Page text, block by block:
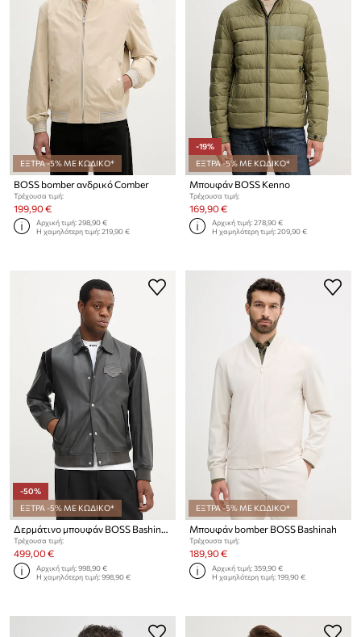
ΕΞΤΡΑ -5% ΜΕ ΚΩΔΙΚΟ*
BOSS bomber ανδρικό Comber
Τρέχουσα τιμή:
199,90 €
Αρχική τιμή:298,90 €
Η χαμηλότερη τιμή:219,90 €
-19%
ΕΞΤΡΑ -5% ΜΕ ΚΩΔΙΚΟ*
Μπουφάν BOSS Kenno
Τρέχουσα τιμή:
169,90 €
Αρχική τιμή:278,90 €
Η χαμηλότερη τιμή:209,90 €
-50%
ΕΞΤΡΑ -5% ΜΕ ΚΩΔΙΚΟ*
Δερμάτινο μπουφάν BOSS Bashinah
Τρέχουσα τιμή:
499,00 €
Αρχική τιμή:998,90 €
Η χαμηλότερη τιμή:998,90 €
ΕΞΤΡΑ -5% ΜΕ ΚΩΔΙΚΟ*
Μπουφάν bomber BOSS Bashinah
Τρέχουσα τιμή:
189,90 €
Αρχική τιμή:359,90 €
Η χαμηλότερη τιμή:199,90 €